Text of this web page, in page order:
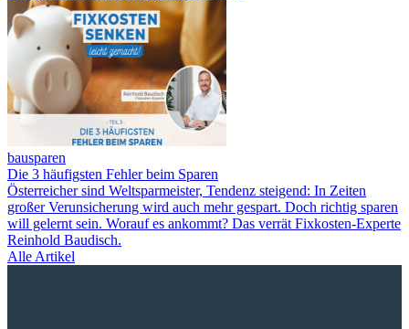
bausparen
Die 3 häufigsten Fehler beim Sparen
Österreicher sind Weltsparmeister, Tendenz steigend: In Zeiten
großer Verunsicherung wird auch mehr gespart. Doch richtig sparen
will gelernt sein. Worauf es ankommt? Das verrät Fixkosten-Experte
Reinhold Baudisch.
Alle Artikel